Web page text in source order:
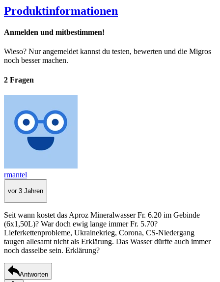
Produktinformationen
Anmelden und mitbestimmen!
Wieso? Nur angemeldet kannst du testen, bewerten und die Migros
noch besser machen.
2 Fragen
rmantel
vor 3 Jahren
Seit wann kostet das Aproz Mineralwasser Fr. 6.20 im Gebinde
(6x1,50L)? War doch ewig lange immer Fr. 5.70?
Lieferkettenprobleme, Ukrainekrieg, Corona, CS-Niedergang
taugen allesamt nicht als Erklärung. Das Wasser dürfte auch immer
noch dasselbe sein. Erklärung?
Antworten